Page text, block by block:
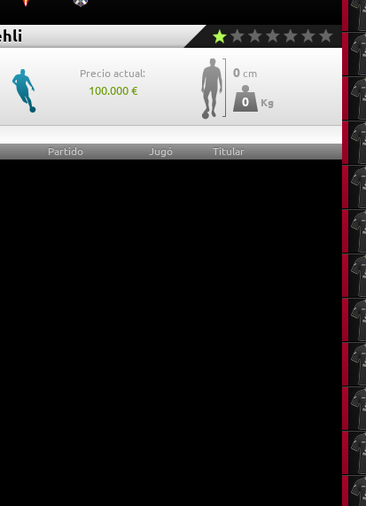
Precio actual:
100.000 €
0 cm
0 Kg
Partido Jugó Titular